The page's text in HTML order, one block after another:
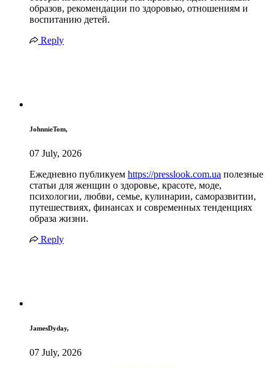
образов, рекомендации по здоровью, отношениям и
воспитанию детей.
Reply
JohnnieTom,
07 July, 2026
Ежедневно публикуем https://presslook.com.ua полезные
статьи для женщин о здоровье, красоте, моде,
психологии, любви, семье, кулинарии, саморазвитии,
путешествиях, финансах и современных тенденциях
образа жизни.
Reply
JamesDyday,
07 July, 2026